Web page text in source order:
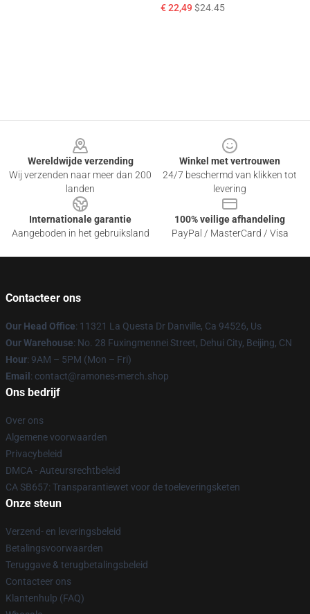
€ 22,49$24.45
Wereldwijde verzending
Wij verzenden naar meer dan 200
landen
Winkel met vertrouwen
24/7 beschermd van klikken tot
levering
Internationale garantie
Aangeboden in het gebruiksland
100% veilige afhandeling
PayPal / MasterCard / Visa
Contacteer ons
Our Head Office: 11321 La Questa Dr Danville, Ca 94526, Us
Our Warehouse: No. 28 Fuxingmennei Street, Dehui City, Beijing, CN
Hour: 9AM – 5PM (Mon – Fri)
Email : contact@ramones-merch.shop
Ons bedrijf
Over ons
Algemene voorwaarden
Privacybeleid
DMCA - Auteursrechtbeleid
CA SB657: Transparantiewet voor de toeleveringsketen
Onze steun
Verzend- en leveringsbeleid
Betalingsvoorwaarden
Teruggave & terugbetalingsbeleid
Contacteer ons
Klantenhulp (FAQ)